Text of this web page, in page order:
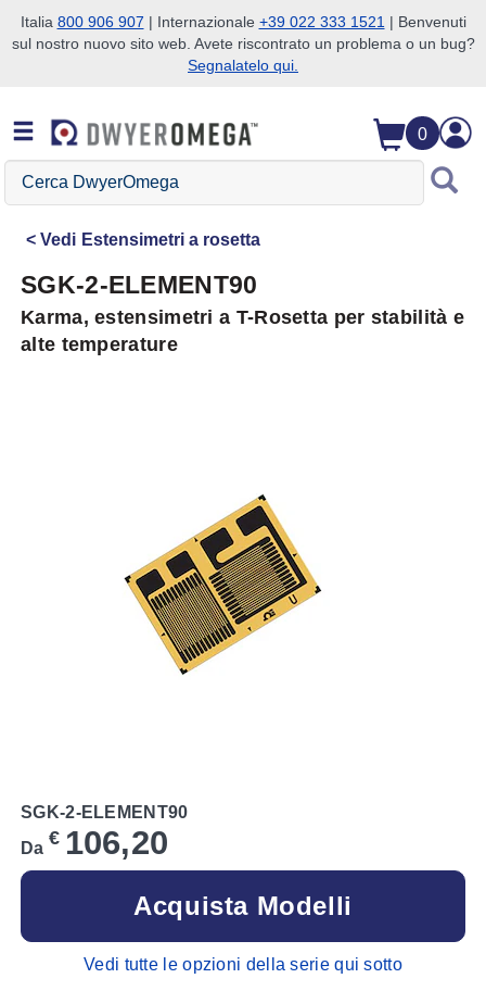
Salta alla ricerca
Salta al contenuto principale
Salta alla navigazione
Italia 800 906 907 | Internazionale +39 022 333 1521 | Benvenuti
sul nostro nuovo sito web. Avete riscontrato un problema o un bug?
Segnalatelo qui.
0
Cerca
DwyerOmega
Vedi Estensimetri a rosetta
SGK-2-ELEMENT90
Karma, estensimetri a T-Rosetta per stabilità e
alte temperature
SGK-2-ELEMENT90
Da € 106,20
Acquista Modelli
Vedi tutte le opzioni della serie qui sotto